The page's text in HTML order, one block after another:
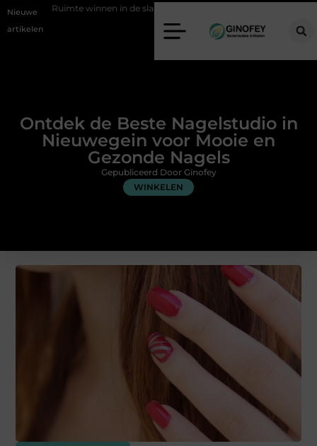
Nieuwe
artikelen
in de slaapkamer met een boxspring met opbergruimte
Ontdek de Beste Nagelstudio in
Nieuwegein voor Mooie en
Gezonde Nagels
WINKELEN
Gepubliceerd Door Ginofey